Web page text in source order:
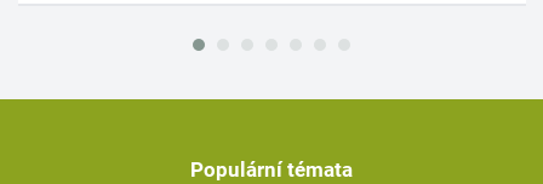
Populární témata